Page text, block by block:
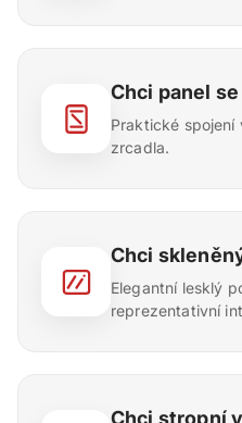
Chci panel
Praktické spojení
zrcadla.
Chci
Elegantní lesklý
reprezentativní
Chci stropní